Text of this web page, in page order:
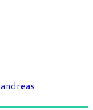
andreas